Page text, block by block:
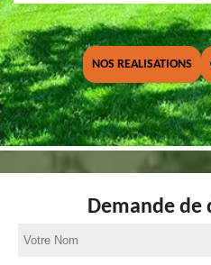
NOS REALISATIONS
Demande de